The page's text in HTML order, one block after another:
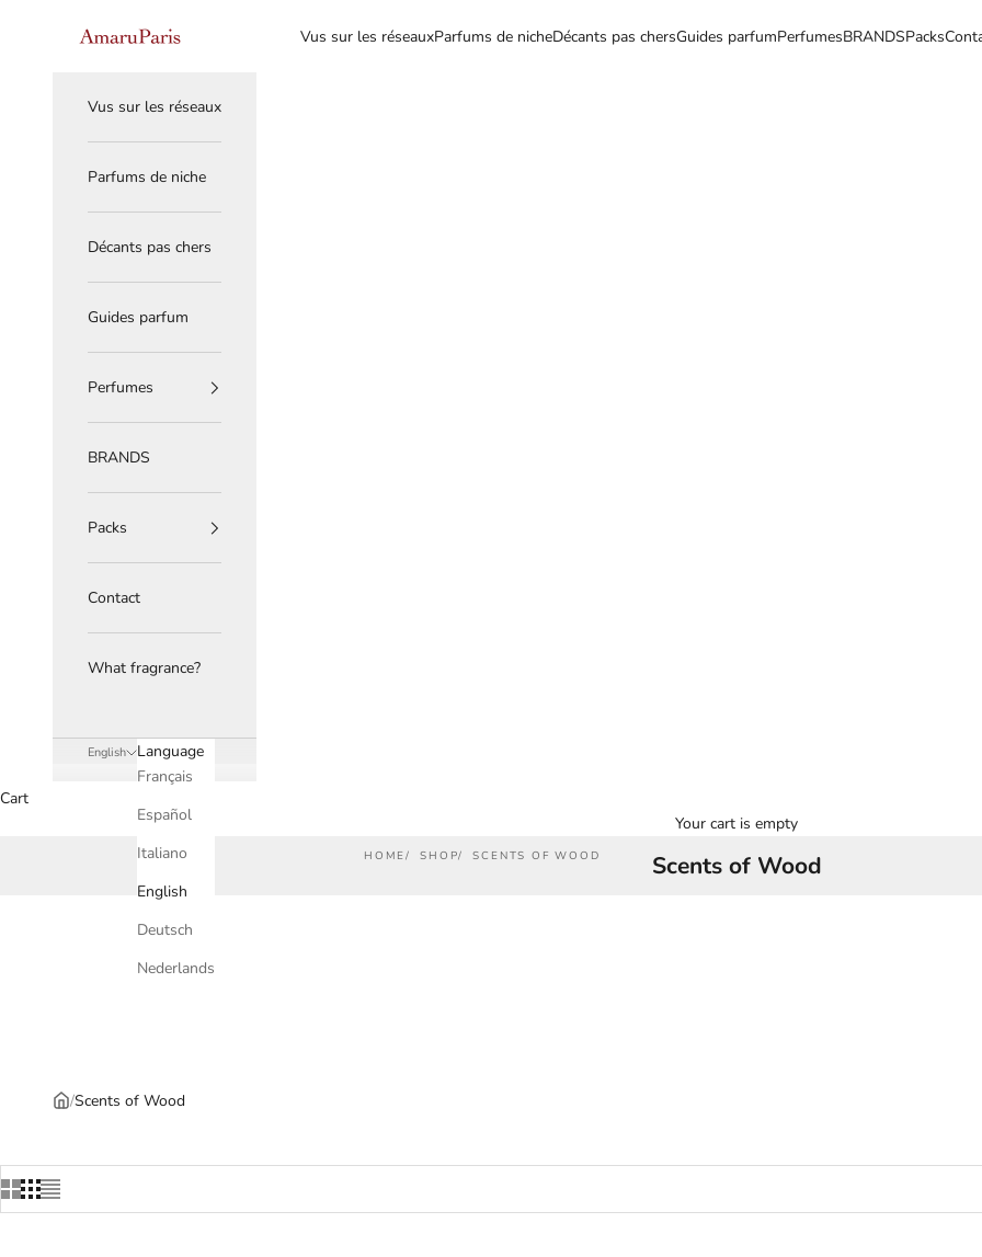
AmaruParis
Vus sur les réseauxParfums de nicheDécants pas chersGuides parfumPerfumesBRANDSPacks
Vus sur les réseaux
Parfums de niche
Décants pas chers
Guides parfum
Perfumes
BRANDS
Packs
Contact
What fragrance?
English
Language
Français
Español
Italiano
English
Deutsch
Nederlands
Cart
Your cart is empty
HOME SHOP SCENTS OF WOOD Scents of Wood
/Scents of Wood